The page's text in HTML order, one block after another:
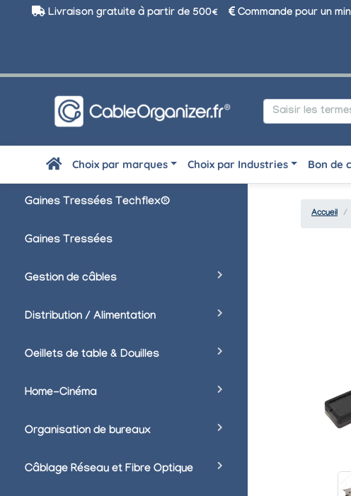
Livraison gratuite à partir de 500€ Commande pour un
Choix par marques Choix par Industries Bon de
Gaines Tressées Techflex®
Gaines Tressées
Gestion de câbles
Distribution / Alimentation
Oeillets de table & Douilles
Home-Cinéma
Organisation de bureaux
Câblage Réseau et Fibre Optique
Accueil